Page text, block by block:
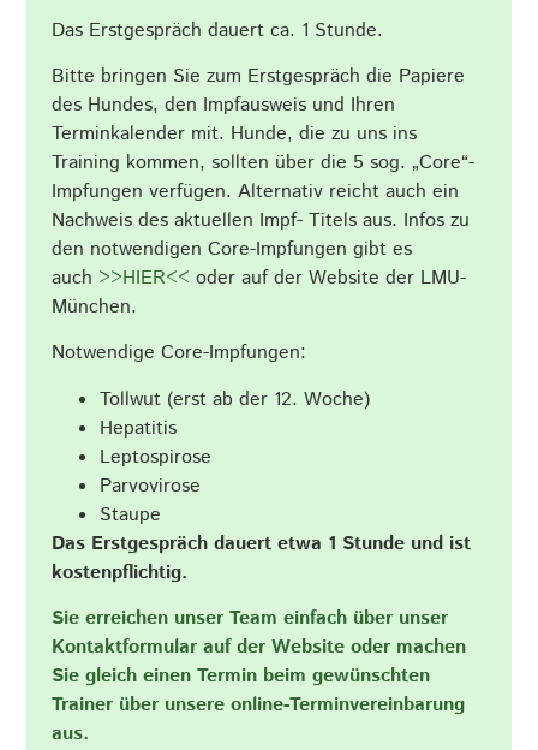
Das Erstgespräch dauert ca. 1 Stunde.
Bitte bringen Sie zum Erstgespräch die Papiere
des Hundes, den Impfausweis und Ihren
Terminkalender mit. Hunde, die zu uns ins
Training kommen, sollten über die 5 sog. „Core“-
Impfungen verfügen. Alternativ reicht auch ein
Nachweis des aktuellen Impf- Titels aus. Infos zu
den notwendigen Core-Impfungen gibt es
auch >>HIER<< oder auf der Website der LMU-
München.
Notwendige Core-Impfungen:
Tollwut (erst ab der 12. Woche)
Hepatitis
Leptospirose
Parvovirose
Staupe
Das Erstgespräch dauert etwa 1 Stunde und ist
kostenpflichtig.
Sie erreichen unser Team einfach über unser
Kontaktformular auf der Website oder machen
Sie gleich einen Termin beim gewünschten
Trainer über unsere online-Terminvereinbarung
aus.